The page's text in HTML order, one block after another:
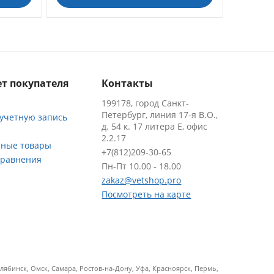
покупателя
запись
товары
Контакты
199178, город Санкт-
Петербург, линия 17-я В.О.,
д. 54 к. 17 литера Е, офис
2.2.17
+7(812)209-30-65
Пн-Пт 10.00 - 18.00
zakaz@vetshop.pro
Посмотреть на карте
Омск, Самара, Ростов-на-Дону, Уфа, Красноярск, Пермь,